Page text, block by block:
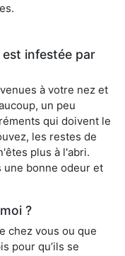
infestée par
à votre nez et
un peu
qui doivent le
les restes de
plus à l'abri.
une bonne odeur et
?
chez vous ou que
pour qu’ils se